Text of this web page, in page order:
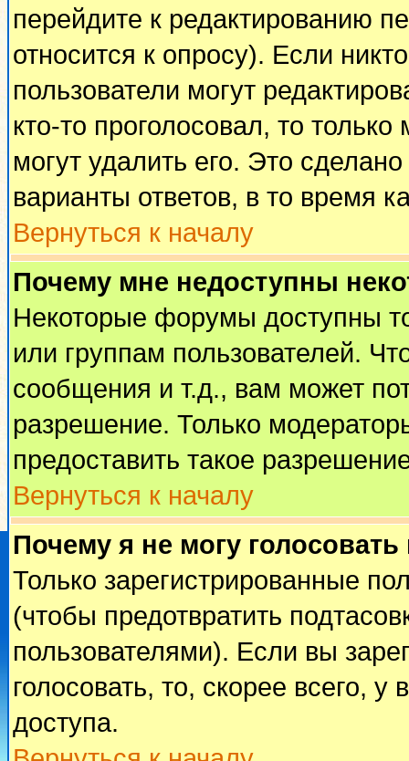
перейдите к редактированию
относится к опросу). Если
пользователи могут
кто-то проголосовал, то
могут удалить его. Это
варианты ответов, в то время
Вернуться к началу
Почему мне недоступны
Некоторые форумы доступны
или группам пользователей.
сообщения и т.д., вам может
разрешение. Только
предоставить такое
Вернуться к началу
Почему я не могу
Только зарегистрированные
(чтобы предотвратить
пользователями). Если вы
голосовать, то, скорее всего,
доступа.